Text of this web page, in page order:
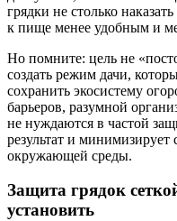
грядки не столько
к пище менее удобным и
Но помните: цель не
создать режим дачи,
сохранить экосистему
барьеров, разумной
не нуждаются в частой
результат и минимизирует
окружающей среды.
Защита грядок
установить